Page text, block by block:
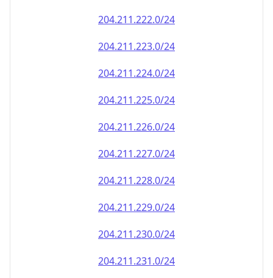
204.211.222.0/24
204.211.223.0/24
204.211.224.0/24
204.211.225.0/24
204.211.226.0/24
204.211.227.0/24
204.211.228.0/24
204.211.229.0/24
204.211.230.0/24
204.211.231.0/24